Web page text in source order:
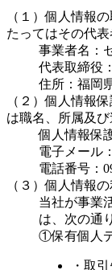
（１）個人情報
たってはその代表
事業者名：
代表取締役
住所：福岡
（２）個人情報
は職名、所属及
個人情報保
電子メール
電話番号：
（３）個人情報
当社が事業
は、次の通
①保有個人
・取